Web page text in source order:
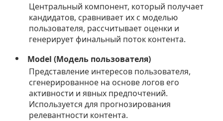
Центральный компонент, который получает
кандидатов, сравнивает их с моделью
пользователя, рассчитывает оценки и
генерирует финальный поток контента.
Model (Модель пользователя)
Представление интересов пользователя,
сгенерированное на основе логов его
активности и явных предпочтений.
Используется для прогнозирования
релевантности контента.